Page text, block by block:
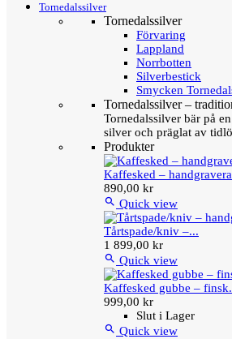
Tornedalssilver
Tornedalssilver
Förvaring
Lappland
Norrbotten
Silverbestick
Smycken
Tornedalssilver –
Tornedalssilver bär på
silver och präglat av
Produkter
Kaffesked –
890,00 kr
 Quick view
Tårtspade/kniv –...
1 899,00 kr
 Quick view
Kaffesked gubbe –
999,00 kr
Slut i Lager
 Quick view